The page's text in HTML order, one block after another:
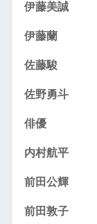
伊藤美誠
伊藤蘭
佐藤駿
佐野勇斗
俳優
内村航平
前田公輝
前田敦子